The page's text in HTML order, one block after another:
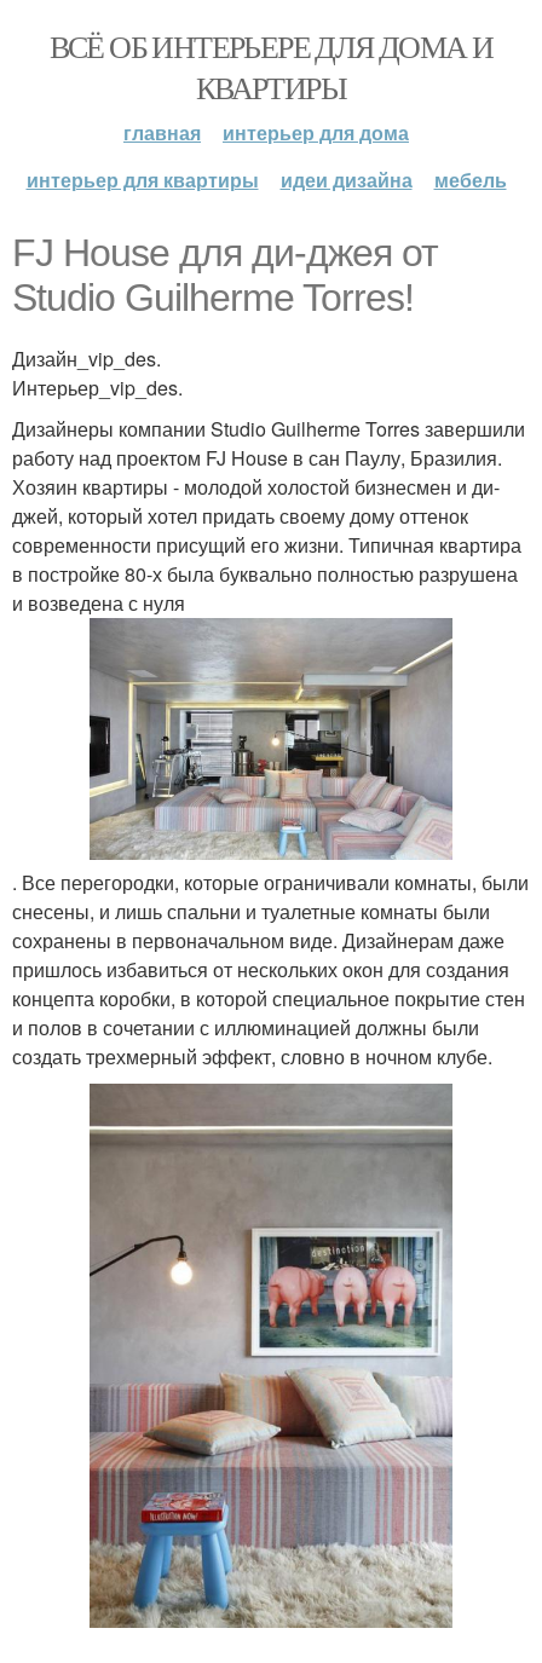
ВСЁ ОБ ИНТЕРЬЕРЕ ДЛЯ ДОМА И
КВАРТИРЫ
главная
интерьер для дома
интерьер для квартиры
идеи дизайна мебель
FJ House для ди-джея от
Studio Guilherme Torres!
Дизайн_vip_des.
Интерьер_vip_des.
Дизайнеры компании Studio Guilherme Torres завершили
работу над проектом FJ House в сан Паулу, Бразилия.
Хозяин квартиры - молодой холостой бизнесмен и ди-
джей, который хотел придать своему дому оттенок
современности присущий его жизни. Типичная квартира
в постройке 80-х была буквально полностью разрушена
и возведена с нуля
. Все перегородки, которые ограничивали комнаты, были
снесены, и лишь спальни и туалетные комнаты были
сохранены в первоначальном виде. Дизайнерам даже
пришлось избавиться от нескольких окон для создания
концепта коробки, в которой специальное покрытие стен
и полов в сочетании с иллюминацией должны были
создать трехмерный эффект, словно в ночном клубе.